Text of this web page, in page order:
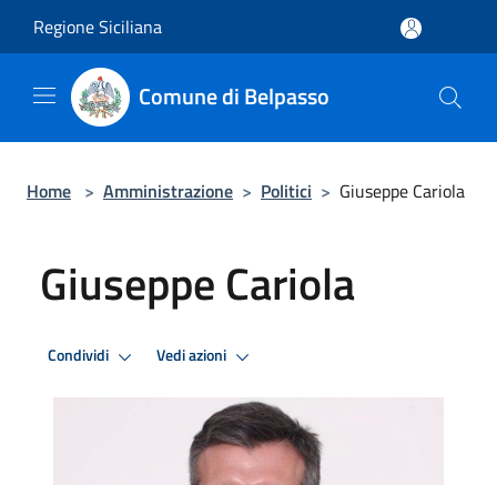
Regione Siciliana
Comune di Belpasso
Home > Amministrazione > Politici > Giuseppe Cariola
Giuseppe Cariola
Condividi Vedi azioni